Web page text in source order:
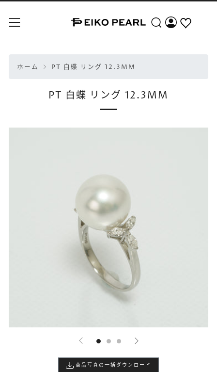
メニュー 検索
ホーム PT 白蝶 リング 12.3MM
PT 白蝶 リング 12.3MM
商品写真の一括ダウンロード